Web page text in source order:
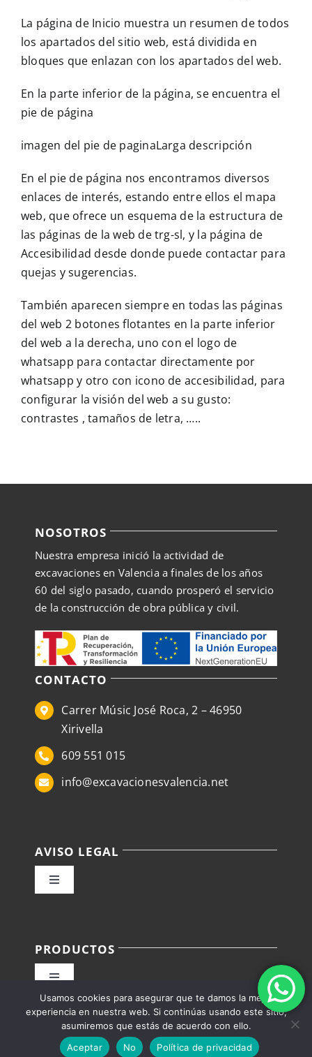
La página de Inicio muestra un resumen de todos
los apartados del sitio web, está dividida en
bloques que enlazan con los apartados del web.
En la parte inferior de la página, se encuentra el
pie de página
imagen del pie de paginaLarga descripción
En el pie de página nos encontramos diversos
enlaces de interés, estando entre ellos el mapa
web, que ofrece un esquema de la estructura de
las páginas de la web de trg-sl, y la página de
Accesibilidad desde donde puede contactar para
quejas y sugerencias.
También aparecen siempre en todas las páginas
del web 2 botones flotantes en la parte inferior
del web a la derecha, uno con el logo de
whatsapp para contactar directamente por
whatsapp y otro con icono de accesibilidad, para
configurar la visión del web a su gusto:
contrastes , tamaños de letra, …..
NOSOTROS
Nuestra empresa inició la actividad de
excavaciones en Valencia a finales de los años
60 del siglo pasado, cuando prosperó el servicio
de la construcción de obra pública y civil.
CONTACTO
Carrer Músic José Roca, 2 – 46950
Xirivella
609 551 015
info@excavacionesvalencia.net
AVISO LEGAL
Toggle
Condiciones de venta
Política de Envíos, devoluciones/reembolsos
PRODUCTOS
Toggle
Navigation
Alquiler camiones Valencia
Usamos cookies para asegurar que te damos la mejor
experiencia en nuestra web. Si continúas usando este sitio,
asumiremos que estás de acuerdo con ello.
Aceptar
No Política de privacidad